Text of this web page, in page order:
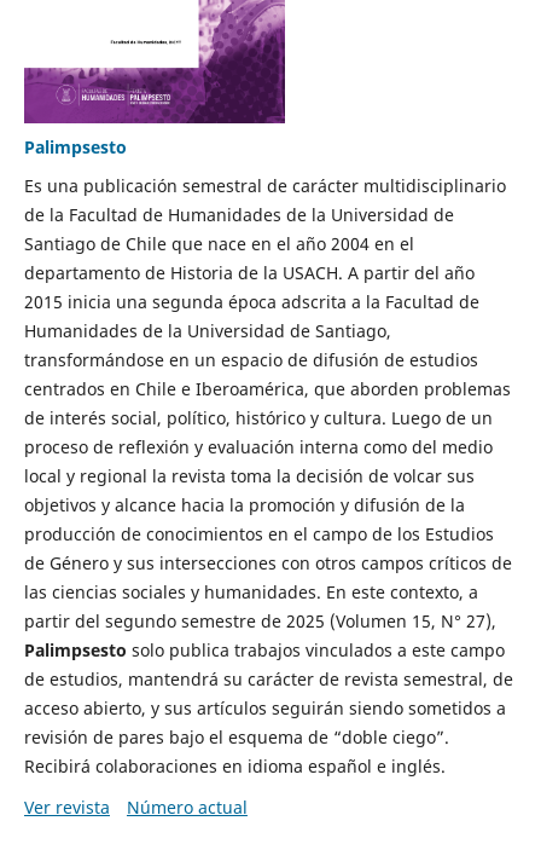
Palimpsesto
Es una publicación semestral de carácter multidisciplinario
de la Facultad de Humanidades de la Universidad de
Santiago de Chile que nace en el año 2004 en el
departamento de Historia de la USACH. A partir del año
2015 inicia una segunda época adscrita a la Facultad de
Humanidades de la Universidad de Santiago,
transformándose en un espacio de difusión de estudios
centrados en Chile e Iberoamérica, que aborden problemas
de interés social, político, histórico y cultura. Luego de un
proceso de reflexión y evaluación interna como del medio
local y regional la revista toma la decisión de volcar sus
objetivos y alcance hacia la promoción y difusión de la
producción de conocimientos en el campo de los Estudios
de Género y sus intersecciones con otros campos críticos de
las ciencias sociales y humanidades. En este contexto, a
partir del segundo semestre de 2025 (Volumen 15, N° 27),
Palimpsesto solo publica trabajos vinculados a este campo
de estudios, mantendrá su carácter de revista semestral, de
acceso abierto, y sus artículos seguirán siendo sometidos a
revisión de pares bajo el esquema de “doble ciego”.
Recibirá colaboraciones en idioma español e inglés.
Ver revista
Número actual